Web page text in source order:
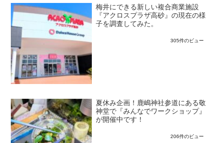
梅井にできる新しい複合商業施設
『アクロスプラザ高砂』の現在の様
子を調査してみた。
305件のビュー
夏休み企画！鹿嶋神社参道にある敬
神堂で『みんなでワークショップ』
が開催中です！
206件のビュー